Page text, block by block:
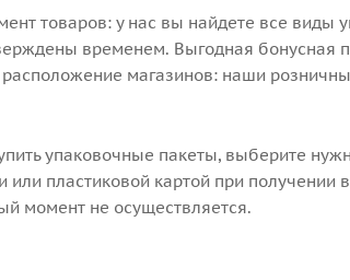
товаров: у нас вы найдете все
временем. Выгодная бонусная
магазинов: наши
упаковочные пакеты, выберите
пластиковой картой при получении
момент не осуществляется.